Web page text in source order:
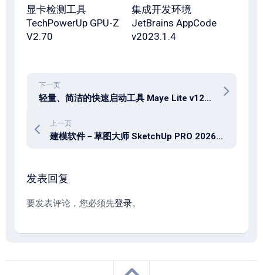
显卡检测工具
TechPowerUp GPU-Z
V2.70
集成开发环境
JetBrains AppCode
v2023.1.4
下一页
轻量、简洁的快速启动工具 Maye Lite v12.9.0.260226 + Maye 13.7.0.260226
上一页
建模软件－草图大师 SketchUp PRO 2026_v26.2.243 x64 中文版
发表回复
要发表评论，您必须先登录。